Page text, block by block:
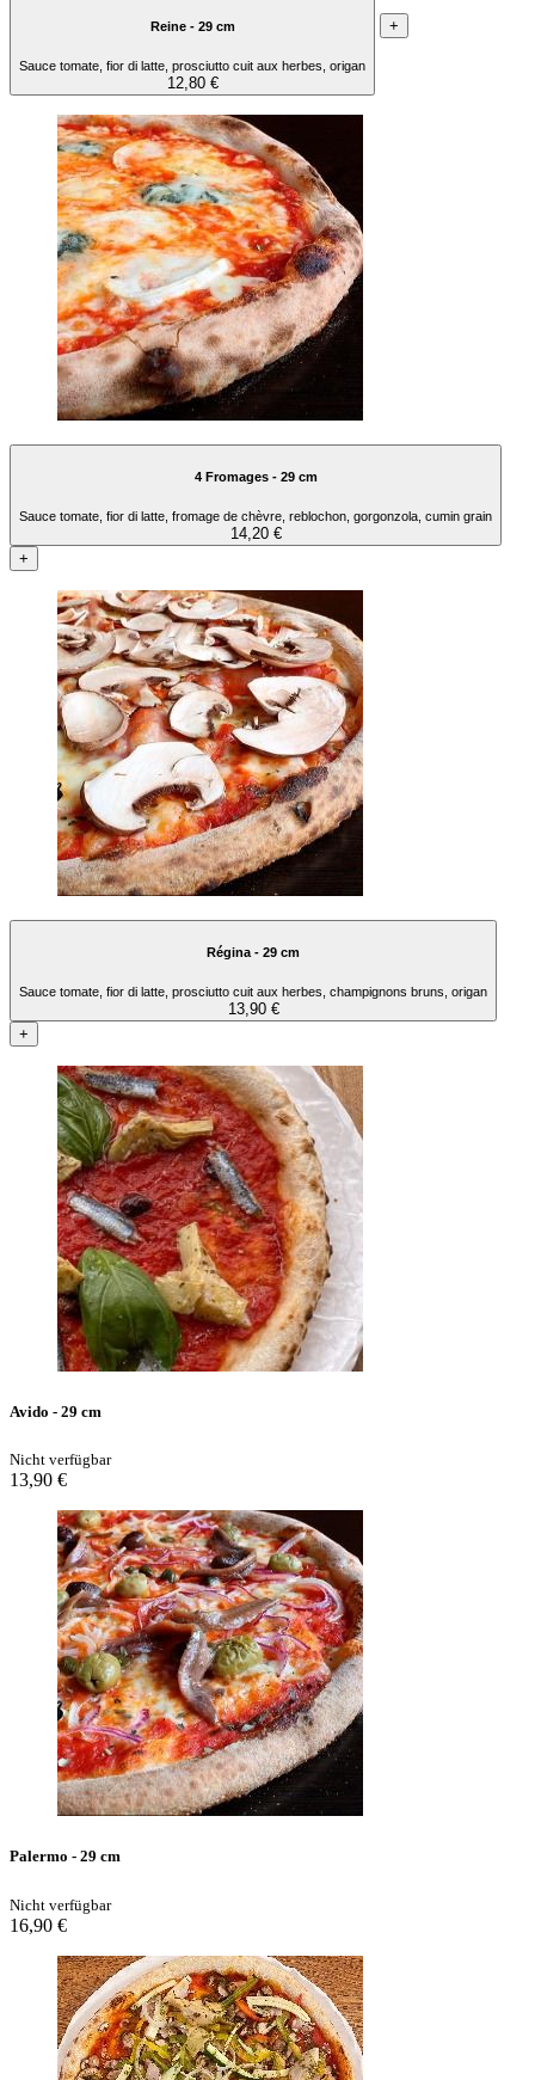
Reine - 29 cm
Sauce tomate, fior di latte, prosciutto cuit aux herbes, origan
12,80 €
+
4 Fromages - 29 cm
Sauce tomate, fior di latte, fromage de chèvre, reblochon, gorgonzola, cumin grain
14,20 €
+
Régina - 29 cm
Sauce tomate, fior di latte, prosciutto cuit aux herbes, champignons bruns, origan
13,90 €
+
Avido - 29 cm
Nicht verfügbar
13,90 €
Palermo - 29 cm
Nicht verfügbar
16,90 €